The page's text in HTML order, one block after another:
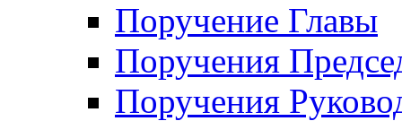
Поручение Главы
Поручения
Поручения